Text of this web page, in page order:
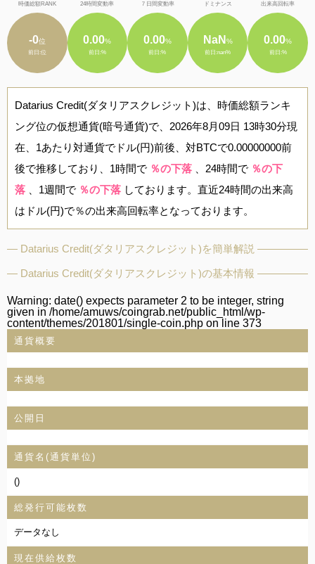
時価総額RANK
-0位
前日:位
24時間変動率
0.00%
前日:%
７日間変動率
0.00%
前日:%
ドミナンス
NaN %
前日:nan%
出来高回転率
0.00%
前日:%
Datarius Credit(ダタリアスクレジット)は、時価総額ランキ
ング位の仮想通貨(暗号通貨)で、2026年8月09日 13時30分現
在、1あたり対通貨でドル(円)前後、対BTCで0.00000000前
後で推移しており、1時間で ％の下落 、24時間で ％の下
落
、1週間で ％の下落 しております。直近24時間の出来高
はドル(円)で％の出来高回転率となっております。
Datarius Credit(ダタリアスクレジット)を簡単解説
Datarius Credit(ダタリアスクレジット)の基本情報
Warning: date() expects parameter 2 to be integer, string
given in /home/amuws/coingrab.net/public_html/wp-
content/themes/201801/single-coin.php on line 373
通貨概要
本拠地
公開日
通貨名(通貨単位)
()
総発行可能枚数
データなし
現在供給枚数